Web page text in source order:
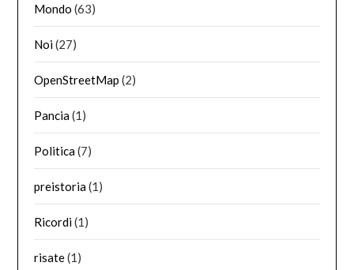
Mondo (63)
Noi(27)
OpenStreetMap (2)
Pancia(1)
Politica(7)
preistoria(1)
Ricordi(1)
risate(1)